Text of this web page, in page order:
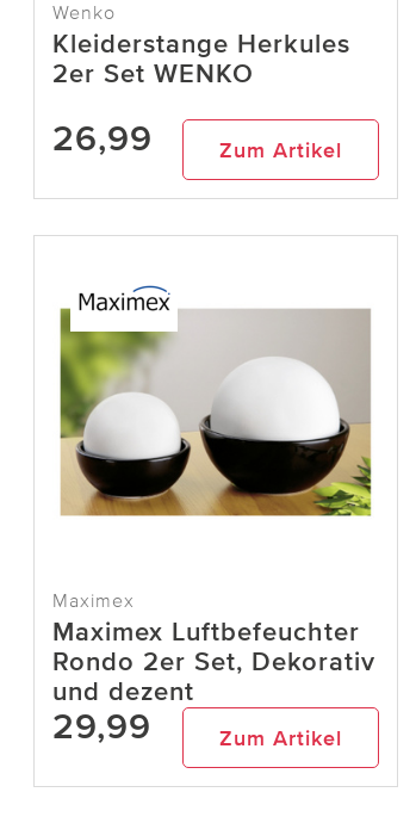
Wenko
Kleiderstange Herkules
2er Set WENKO
26,99 Zum Artikel
Maximex
Maximex Luftbefeuchter
Rondo 2er Set, Dekorativ
und dezent
29,99 Zum Artikel